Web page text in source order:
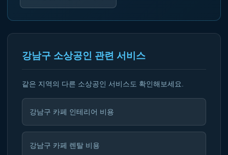
강남구 소상공인 관련 서비스
같은 지역의 다른 소상공인 서비스도 확인해보세요.
강남구 카페 인테리어 비용
강남구 카페 렌탈 비용